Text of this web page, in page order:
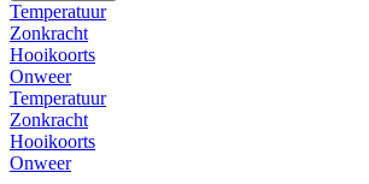
Temperatuur
Zonkracht
Hooikoorts
Onweer
Temperatuur
Zonkracht
Hooikoorts
Onweer